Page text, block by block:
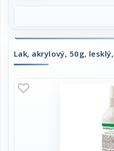
za kus.
Lak, akrylový, 50g,